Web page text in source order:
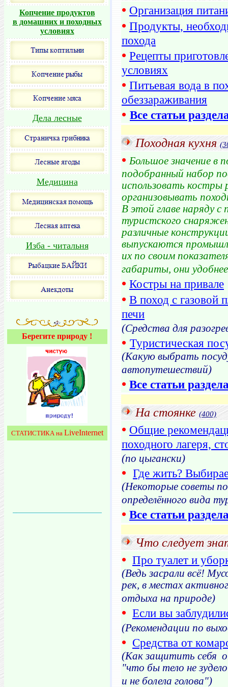
Копчение продуктов
в домашних и походных
условиях
Дела лесные
Медицина
Изба - читальня
Берегите природу !
СТАТИСТИКА на LiveInternet
• Организация
• Продукты,
похода
• Рецепты
условиях
• Питьевая вода в
обеззараживания
• Все статьи
Походная кухня
• Большое значение в
подобранный набор
использовать костры
организовывать
В этой главе наряду
туристского
различные
выпускаются
их по своим
габариты, они
• Костры на привале
• В поход с газовой
печи
(Средства для
• Туристическая
(Какую выбрать
автопутешествий)
• Все статьи
На стоянке (400)
• Общие
походного лагеря,
(по цыгански)
• Где жить?
(Некоторые советы
определённого вида
• Все статьи
Что следует
• Про туалет и
(Ведь засрали всё!
рек, в местах
отдыха на природе)
• Если вы
(Рекомендации по
• Средства от
(Как защитить себя
"что бы тело не зудело
и не болела голова")